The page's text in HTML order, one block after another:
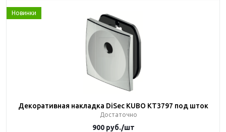
Новинки
Декоративная накладка DiSec KUBO KT3797 под шток
Достаточно
900руб./шт